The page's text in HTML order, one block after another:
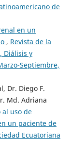
de
en un
, Revista de la
Diálisis y
Septiembre,
Dr. Diego F.
Md. Adriana
uso de
un paciente de
Ecuatoriana